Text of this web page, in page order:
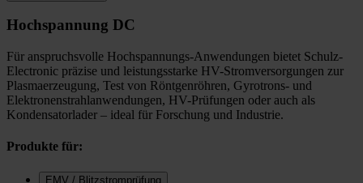
Hochspannung DC
Für anspruchsvolle Hochspannungs-Anwendungen bietet Schulz-
Electronic präzise und leistungsstarke HV-Stromversorgungen zur
Plasmaerzeugung, Test von Röntgenröhren, Gyrotrons- und
Elektronenstrahlanwendungen, HV-Prüfungen oder auch als
Kondensatorlader – ideal für Forschung und Industrie.
Produkte für:
EMV / Blitzstromprüfung